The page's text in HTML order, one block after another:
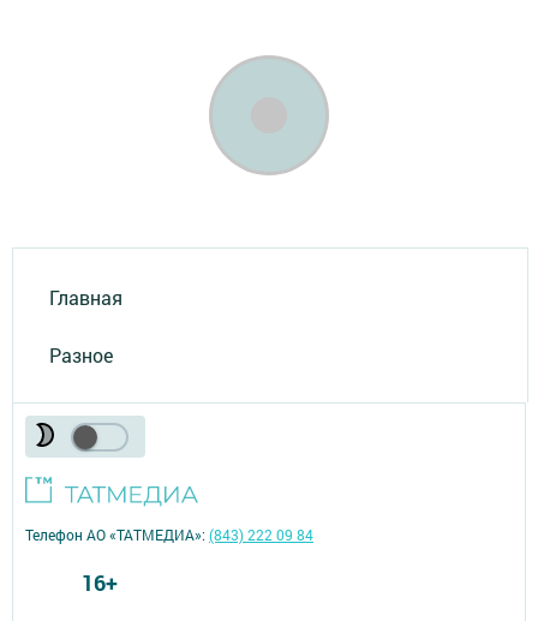
Главная
Разное
Телефон АО «ТАТМЕДИА»:(843) 222 09 84
16+